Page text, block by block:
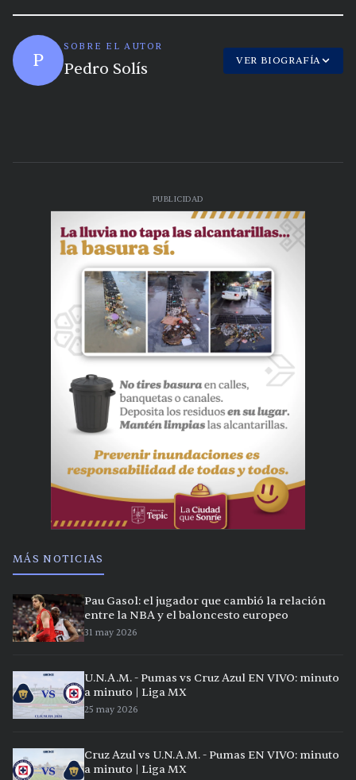
P
SOBRE EL AUTOR
Pedro Solís VER BIOGRAFÍA
PUBLICIDAD
MÁS NOTICIAS
Pau Gasol: el jugador que cambió la relación
entre la NBA y el baloncesto europeo
31 may 2026
U.N.A.M. - Pumas vs Cruz Azul EN VIVO: minuto
a minuto | Liga MX
25 may 2026
Cruz Azul vs U.N.A.M. - Pumas EN VIVO: minuto
a minuto | Liga MX